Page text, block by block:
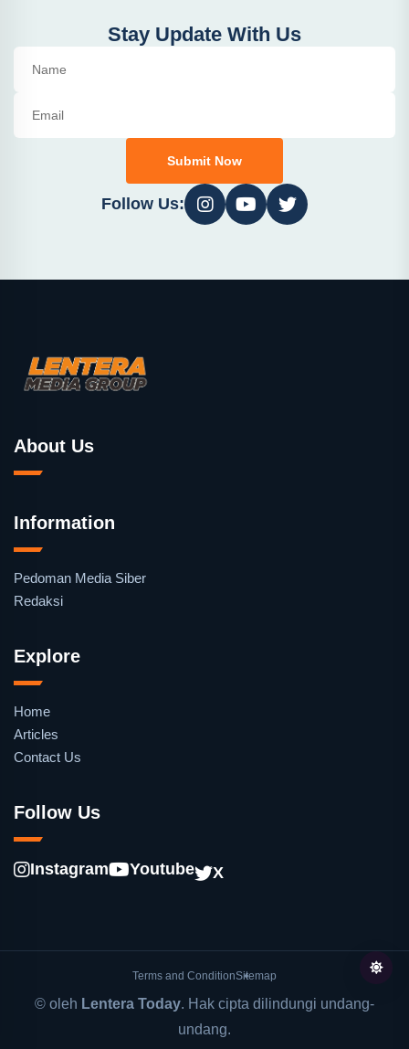
Stay Update With Us
Submit Now
Follow Us:
About Us
Information
Pedoman Media Siber
Redaksi
Explore
Home
Articles
Contact Us
Follow Us
Instagram Youtube X
Terms and ConditionSitemap
© oleh Lentera Today. Hak cipta dilindungi undang-
undang.